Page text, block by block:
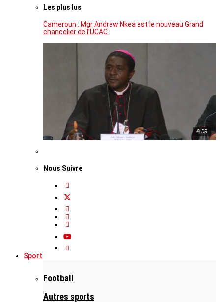
Les plus lus
Cameroun : Mgr Andrew Nkea est le nouveau Grand
chancelier de l’UCAC
© DR
Nous Suivre
Sport
Football
Autres sports